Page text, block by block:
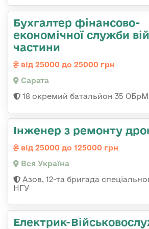
Бухгалтер фінансово-
економічної служби
частини
від 25000 до 25000 грн
Сарата
18 окремий батальйон 35
Інженер з ремонту
від 25000 до 125000 грн
Вся Україна
Азов, 12-та бригада
НГУ
Електрик-